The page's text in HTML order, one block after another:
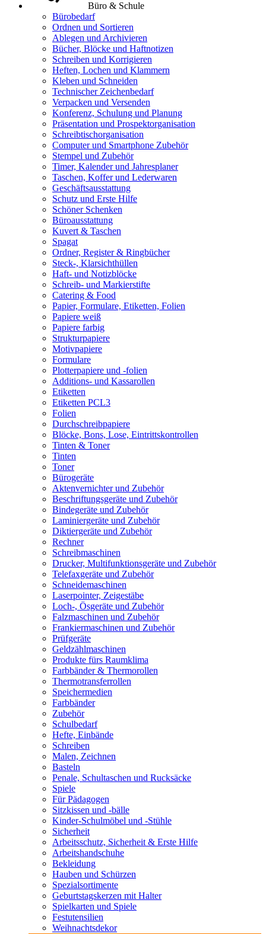
Büro & Schule
Bürobedarf
Ordnen und Sortieren
Ablegen und Archivieren
Bücher, Blöcke und Haftnotizen
Schreiben und Korrigieren
Heften, Lochen und Klammern
Kleben und Schneiden
Technischer Zeichenbedarf
Verpacken und Versenden
Konferenz, Schulung und Planung
Präsentation und Prospektorganisation
Schreibtischorganisation
Computer und Smartphone Zubehör
Stempel und Zubehör
Timer, Kalender und Jahresplaner
Taschen, Koffer und Lederwaren
Geschäftsausstattung
Schutz und Erste Hilfe
Schöner Schenken
Büroausstattung
Kuvert & Taschen
Spagat
Ordner, Register & Ringbücher
Steck-, Klarsichthüllen
Haft- und Notizblöcke
Schreib- und Markierstifte
Catering & Food
Papier, Formulare, Etiketten, Folien
Papiere weiß
Papiere farbig
Strukturpapiere
Motivpapiere
Formulare
Plotterpapiere und -folien
Additions- und Kassarollen
Etiketten
Etiketten PCL3
Folien
Durchschreibpapiere
Blöcke, Bons, Lose, Eintrittskontrollen
Tinten & Toner
Tinten
Toner
Bürogeräte
Aktenvernichter und Zubehör
Beschriftungsgeräte und Zubehör
Bindegeräte und Zubehör
Laminiergeräte und Zubehör
Diktiergeräte und Zubehör
Rechner
Schreibmaschinen
Drucker, Multifunktionsgeräte und Zubehör
Telefaxgeräte und Zubehör
Schneidemaschinen
Laserpointer, Zeigestäbe
Loch-, Ösgeräte und Zubehör
Falzmaschinen und Zubehör
Frankiermaschinen und Zubehör
Prüfgeräte
Geldzählmaschinen
Produkte fürs Raumklima
Farbbänder & Thermorollen
Thermotransferrollen
Speichermedien
Farbbänder
Zubehör
Schulbedarf
Hefte, Einbände
Schreiben
Malen, Zeichnen
Basteln
Penale, Schultaschen und Rucksäcke
Spiele
Für Pädagogen
Sitzkissen und -bälle
Kinder-Schulmöbel und -Stühle
Sicherheit
Arbeitsschutz, Sicherheit & Erste Hilfe
Arbeitshandschuhe
Bekleidung
Hauben und Schürzen
Spezialsortimente
Geburtstagskerzen mit Halter
Spielkarten und Spiele
Festutensilien
Weihnachtsdekor